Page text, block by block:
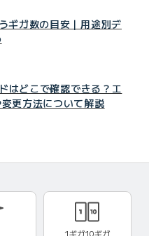
ギガ数の目安｜用途別デ
はどこで確認できる？エ
更方法について解説
1ギガ10ギガ